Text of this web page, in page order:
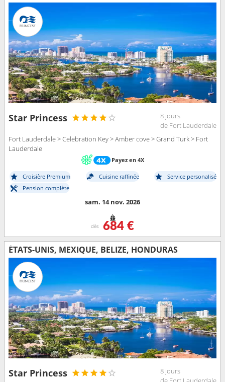
Star Princess
8 jours
de Fort Lauderdale
Fort Lauderdale > Celebration Key > Amber cove > Grand Turk > Fort
Lauderdale
Payez en 4X
Croisière Premium Cuisine raffinée
Service personalisé
Pension complète
sam. 14 nov. 2026
dès 684 €
ÉTATS-UNIS, MEXIQUE, BELIZE, HONDURAS
Star Princess
8 jours